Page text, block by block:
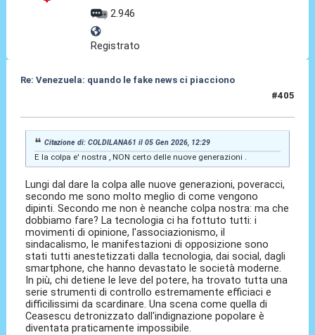
2.946
Registrato
Re: Venezuela: quando le fake news ci piacciono
#405
Citazione di: COLDILANA61 il 05 Gen 2026, 12:29
E la colpa e' nostra , NON certo delle nuove generazioni .
Lungi dal dare la colpa alle nuove generazioni, poveracci,
secondo me sono molto meglio di come vengono
dipinti. Secondo me non è neanche colpa nostra: ma che
dobbiamo fare? La tecnologia ci ha fottuto tutti: i
movimenti di opinione, l'associazionismo, il
sindacalismo, le manifestazioni di opposizione sono
stati tutti anestetizzati dalla tecnologia, dai social, dagli
smartphone, che hanno devastato le società moderne.
In più, chi detiene le leve del potere, ha trovato tutta una
serie strumenti di controllo estremamente efficiaci e
difficilissimi da scardinare. Una scena come quella di
Ceasescu detronizzato dall'indignazione popolare è
diventata praticamente impossibile.